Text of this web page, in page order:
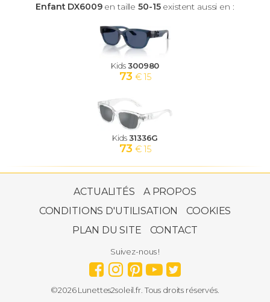
Enfant DX6009en taille50-15existent aussi en :
Kids300980
73 € 15
Kids31336G
73 € 15
ACTUALITÉS
A PROPOS
CONDITIONS D'UTILISATION
COOKIES
PLAN DU SITE
CONTACT
Suivez-nous !
©2026 Lunettes2soleil.fr. Tous droits réservés.